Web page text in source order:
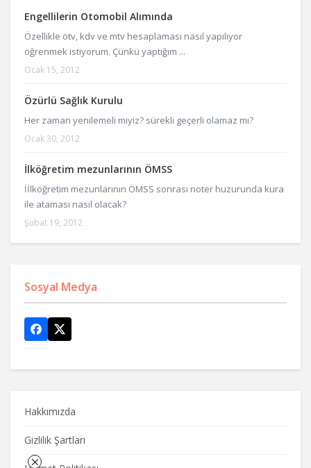
Engellilerin Otomobil Alımında
Özellikle ötv, kdv ve mtv hesaplaması nasıl yapılıyor
öğrenmek istiyorum. Çünkü yaptığım ...
Ocak 15, 2012
Özürlü Sağlık Kurulu
Her zaman yenilemeli miyiz? sürekli geçerli olamaz mı?
Ocak 30, 2012
İlköğretim mezunlarının ÖMSS
İİlköğretim mezunlarının ÖMSS sonrası noter huzurunda kura
ile ataması nasıl olacak?
Şubat 19, 2012
Sosyal Medya
Hakkımızda
Gizlilik Şartları